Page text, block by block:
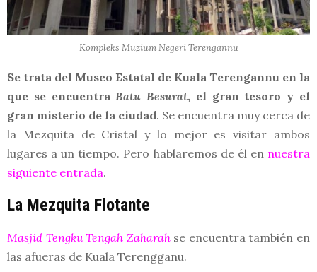
Kompleks Muzium Negeri Terengannu
Se trata del Museo Estatal de Kuala Terengannu en la
que se encuentraBatu Besurat, el gran tesoro y el
gran misterio de la ciudad. Se encuentra muy cerca de
la Mezquita de Cristal y lo mejor es visitar ambos
lugares a un tiempo. Pero hablaremos de él ennuestra
siguiente entrada.
La Mezquita Flotante
Masjid Tengku Tengah Zaharahse encuentra también en
las afueras de Kuala Terengganu.